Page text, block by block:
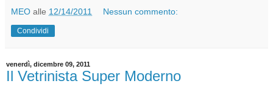
MEO alle 12/14/2011 Nessun commento:
Condividi
venerdì, dicembre 09, 2011
Il Vetrinista Super Moderno